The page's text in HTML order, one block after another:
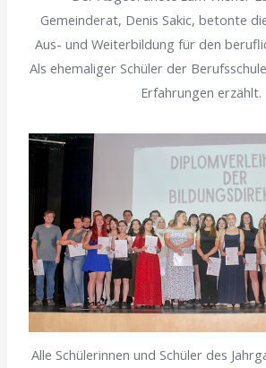
Gemeinderat, Denis Sakic, betonte
Aus- und Weiterbildung für den
Als ehemaliger Schüler der
Erfahrungen erzählt.
Alle Schülerinnen und Schüler des